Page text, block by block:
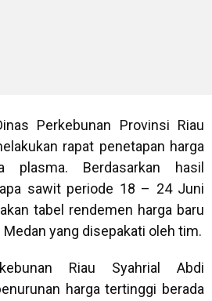
Perkebunan Provinsi Riau
rapat penetapan harga
plasma. Berdasarkan hasil
sawit periode 18 – 24 Juni
tabel rendemen harga baru
Medan yang disepakati oleh tim.
Riau Syahrial Abdi
harga tertinggi berada